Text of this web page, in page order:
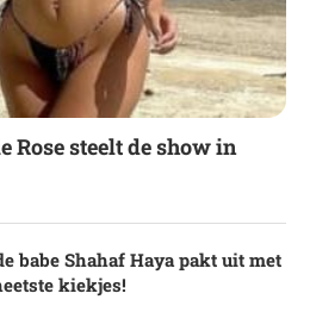
steelt de show in
babe Shahaf Haya pakt uit met
kiekjes!